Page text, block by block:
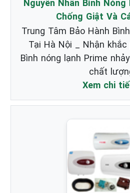
Nguyên Nhân Bình Nóng
Chống Giật Và
Trung Tâm Bảo Hành
Tại Hà Nội _ Nhận
Bình nóng lạnh Prime
chất
Xem chi